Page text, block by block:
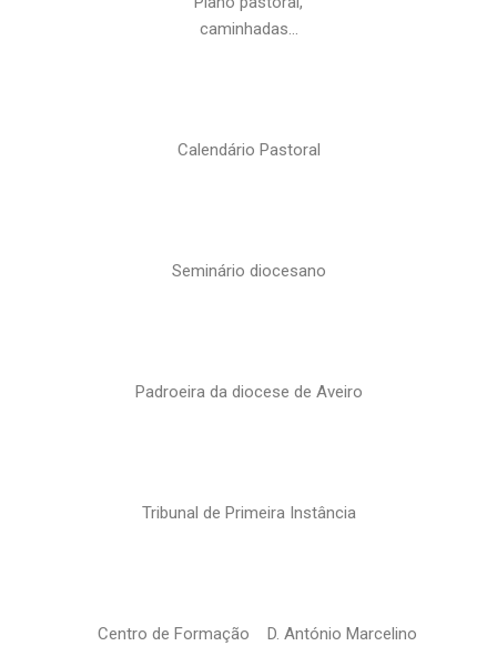
caminhadas…
Calendário Pastoral
Seminário diocesano
Padroeira da diocese de Aveiro
Tribunal de Primeira Instância
Centro de Formação D. António Marcelino